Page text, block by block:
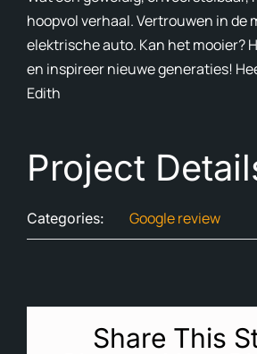
hoopvol verhaal. Vertrouwen in de
elektrische auto. Kan het mooier?
en inspireer nieuwe generaties!
Edith
Project
Categories: Google review
Share This